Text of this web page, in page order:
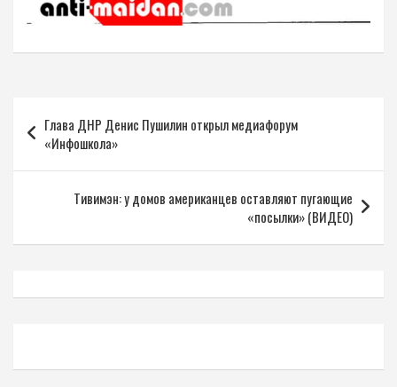
по
записям
Глава ДНР Денис Пушилин открыл медиафорум
«Инфошкола»
Тивимэн: у домов американцев оставляют пугающие
«посылки» (ВИДЕО)